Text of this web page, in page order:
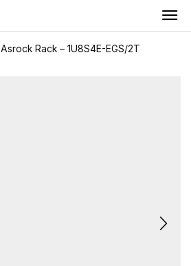
Asrock Rack – 1U8S4E-EGS/2T